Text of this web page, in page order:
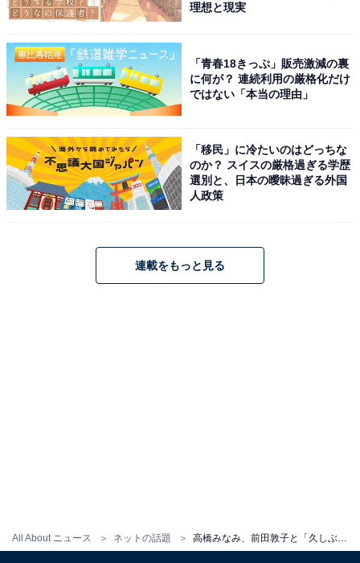
All About ニュース ネットの話題
理想と現実
「青春18きっぷ」販売激減の裏
に何が？ 連続利用の厳格化だけ
ではない「本当の理由」
「移民」に冷たいのはどっちな
のか？ スイスの厳格過ぎる学歴
選別と、日本の曖昧過ぎる外国
人政策
連載をもっと見る